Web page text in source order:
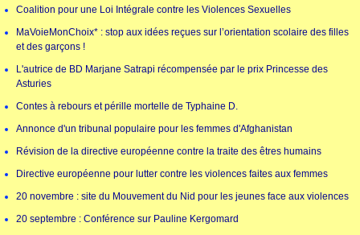
Coalition pour une Loi Intégrale contre les Violences Sexuelles
MaVoieMonChoix* : stop aux idées reçues sur l’orientation scolaire des filles
et des garçons !
L'autrice de BD Marjane Satrapi récompensée par le prix Princesse des
Asturies
Contes à rebours et pérille mortelle de Typhaine D.
Annonce d'un tribunal populaire pour les femmes d'Afghanistan
Révision de la directive européenne contre la traite des êtres humains
Directive européenne pour lutter contre les violences faites aux femmes
20 novembre : site du Mouvement du Nid pour les jeunes face aux violences
20 septembre : Conférence sur Pauline Kergomard